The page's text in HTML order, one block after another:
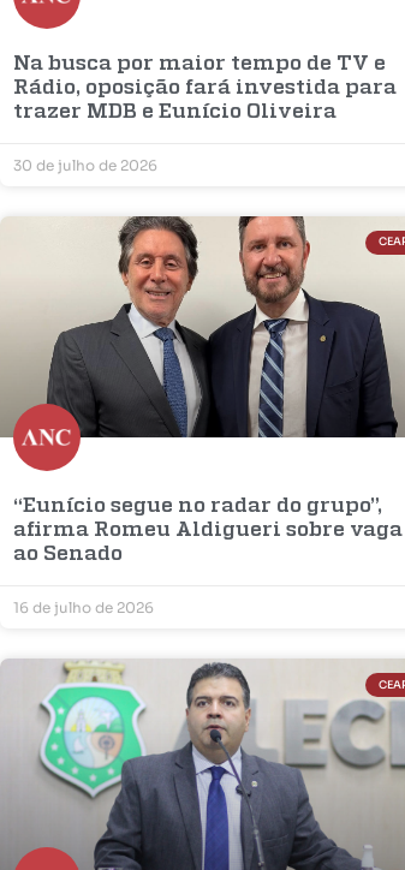
Na busca por maior tempo de TV e
Rádio, oposição fará investida para
trazer MDB e Eunício Oliveira
30 de julho de 2026
“Eunício segue no radar do grupo”,
afirma Romeu Aldigueri sobre vaga
ao Senado
16 de julho de 2026